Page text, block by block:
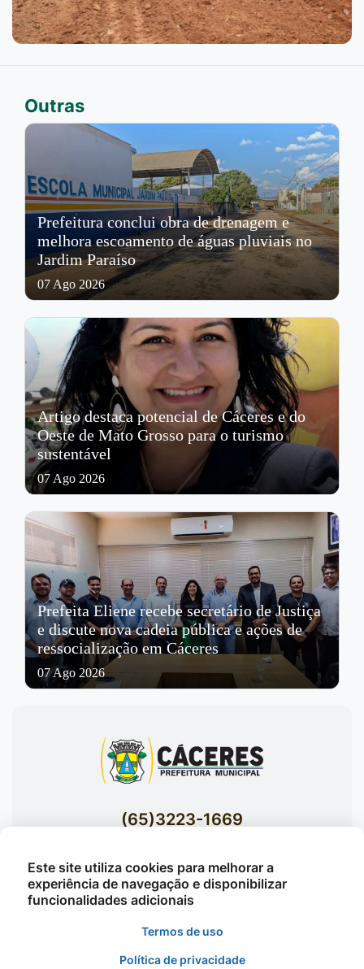
Outras
Prefeitura conclui obra de drenagem e
melhora escoamento de águas pluviais no
Jardim Paraíso
07 Ago 2026
Artigo destaca potencial de Cáceres e do
Oeste de Mato Grosso para o turismo
sustentável
07 Ago 2026
Prefeita Eliene recebe secretário de Justiça
e discute nova cadeia pública e ações de
ressocialização em Cáceres
07 Ago 2026
(65)3223-1669
Acessar E-mails Institucionais
Av. Brasil nº 119 Bairro Jardim Celeste -
Este site utiliza cookies para melhorar a
experiência de navegação e disponibilizar
funcionalidades adicionais
Termos de uso
Política de privacidade